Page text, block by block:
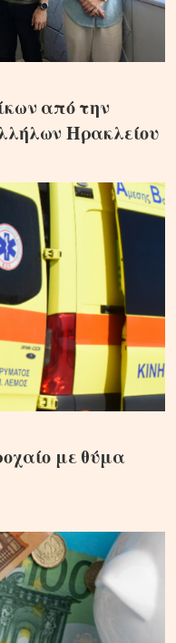
από την
Ηρακλείου
με θύμα